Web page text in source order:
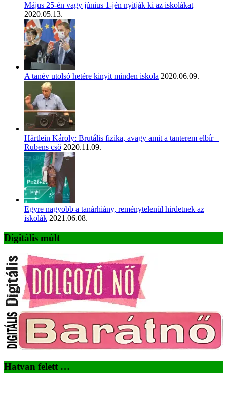
Május 25-én vagy június 1-jén nyitják ki az iskolákat
2020.05.13.
A tanév utolsó hetére kinyit minden iskola 2020.06.09.
Härtlein Károly: Brutális fizika, avagy amit a tanterem elbír –
Rubens cső 2020.11.09.
Egyre nagyobb a tanárhiány, reménytelenül hirdetnek az
iskolák 2021.06.08.
Digitális múlt
Hatvan felett …